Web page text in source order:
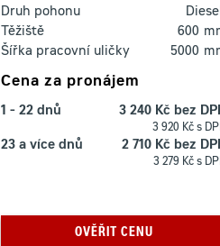
Druh pohonu
Těžiště
600
Šířka pracovní uličky
5000
Cena za pronájem
1 - 22 dnů 3 240 Kč bez
3 920 Kč s
23 a více dnů 2 710 Kč bez
3 279 Kč s
OVĚŘIT CENU